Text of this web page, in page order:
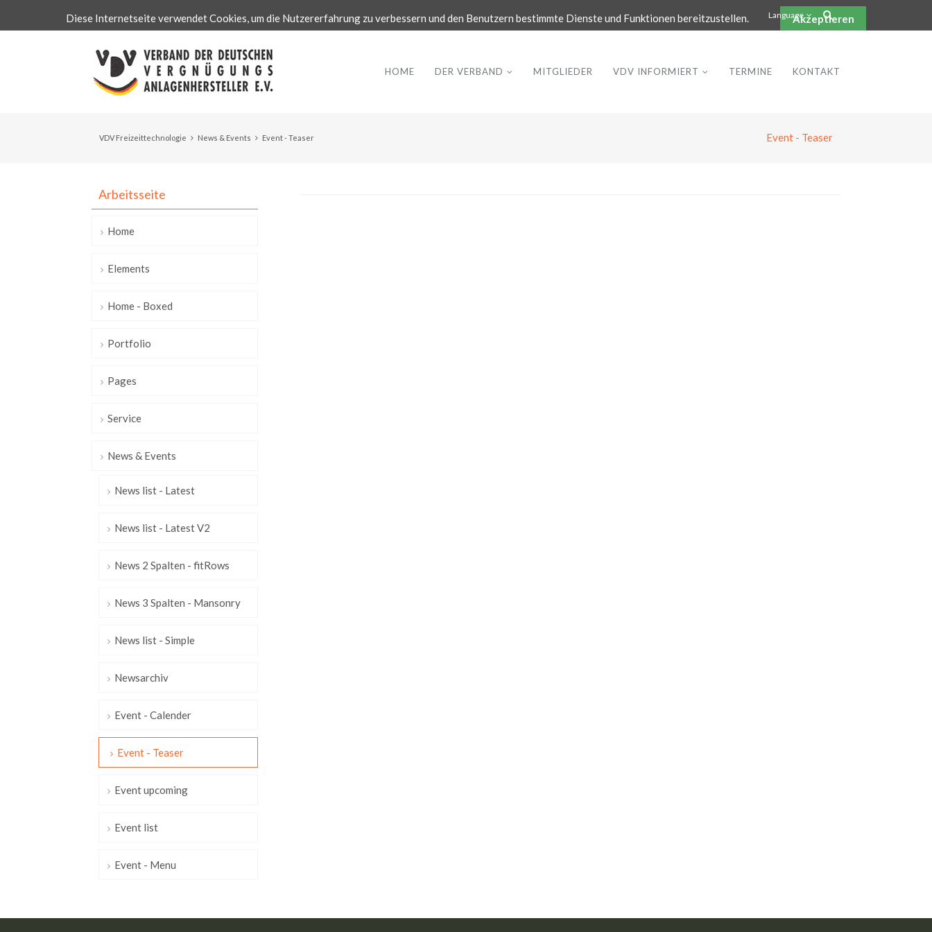
Language
info@vdv-freizeittechnologie.de
HOME DER VERBAND MITGLIEDER VDV INFORMIERT TERMINE KONTAKT
VDV Freizeittechnologie News & Events Event - Teaser Event - Teaser
Arbeitsseite
Home
Elements
Home - Boxed
Portfolio
Pages
Service
News & Events
News list - Latest
News list - Latest V2
News 2 Spalten - fitRows
News 3 Spalten - Mansonry
News list - Simple
Newsarchiv
Event - Calender
Event - Teaser
Event upcoming
Event list
Event - Menu
Diese Internetseite verwendet Cookies, um die Nutzererfahrung zu verbessern und den Benutzern bestimmte Dienste und Funktionen bereitzustellen. Akzeptieren